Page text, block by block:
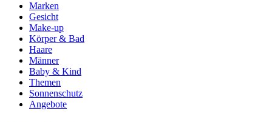
Marken
Gesicht
Make-up
Körper & Bad
Haare
Männer
Baby & Kind
Themen
Sonnenschutz
Angebote